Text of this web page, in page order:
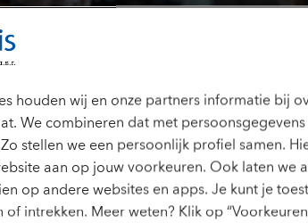
houden wij en onze partners informatie bij
We combineren dat met
stellen we een persoonlijk profiel samen.
aan op jouw voorkeuren. Ook laten we
op andere websites en apps. Je kunt je
of intrekken. Meer weten? Klik op “Voorkeuren